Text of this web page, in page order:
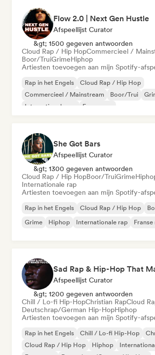
Flow 2.0 | Next Gen Hustle
Afspeellijst Curator
&gt; 1500 gegeven antwoorden
Cloud Rap / Hip HopCommercieel /
Boor/TruiGrimeHiphop
Artiesten toevoegen aan mijn Spotify-
Rap in het Engels
Cloud Rap / Hip Hop
Commercieel / Mainstream
Boor/Trui
Internationale rap
Franse rap
She Got Bars
Afspeellijst Curator
&gt; 1300 gegeven antwoorden
Cloud Rap / Hip HopBoor/TruiGrime
Internationale rap
Artiesten toevoegen aan mijn Spotify-
Rap in het Engels Cloud Rap / Hip Hop
Grime
Hiphop Internationale rap Franse
Sad Rap & Hip-Hop That
Afspeellijst Curator
&gt; 1200 gegeven antwoorden
Chill / Lo-fi Hip-HopChristian RapCloud
Deutschrap/German Hip-HopHiphop
Artiesten toevoegen aan mijn Spotify-
Rap in het Engels Chill / Lo-fi Hip-Hop
Cloud Rap / Hip Hop
Hiphop